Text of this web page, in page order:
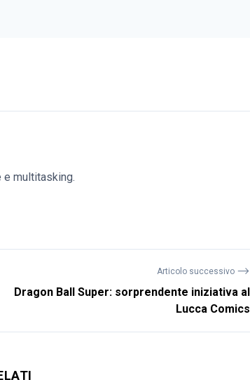
e multitasking.
Articolo successivo ⟶
Dragon Ball Super: sorprendente iniziativa al
Lucca Comics